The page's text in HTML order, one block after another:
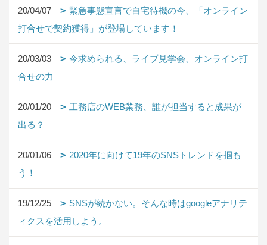
20/04/07
緊急事態宣言で自宅待機の今、「オンライン
打合せで契約獲得」が登場しています！
20/03/03
今求められる、ライブ見学会、オンライン打
合せの力
20/01/20
工務店のWEB業務、誰が担当すると成果が
出る？
20/01/06
2020年に向けて19年のSNSトレンドを掴も
う！
19/12/25
SNSが続かない。そんな時はgoogleアナリテ
ィクスを活用しよう。